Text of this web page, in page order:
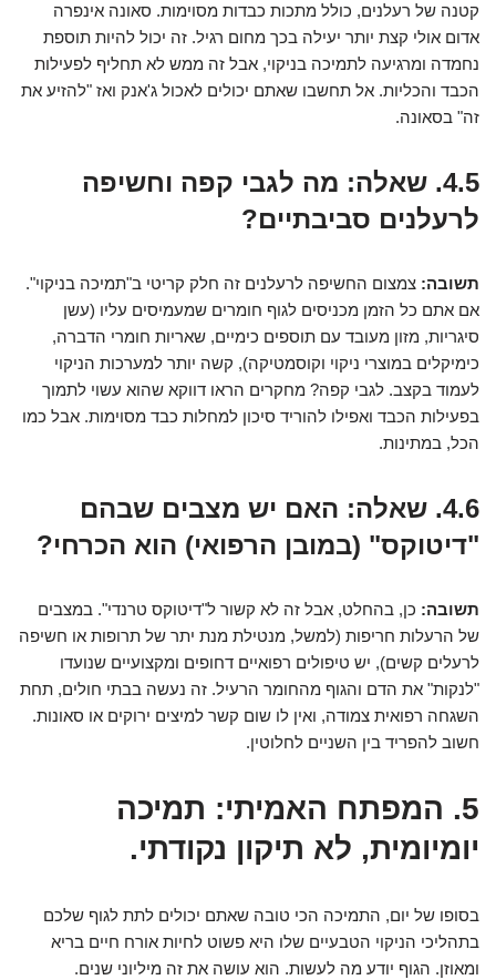
קטנה של רעלנים, כולל מתכות כבדות מסוימות. סאונה אינפרה
אדום אולי קצת יותר יעילה בכך מחום רגיל. זה יכול להיות תוספת
נחמדה ומרגיעה לתמיכה בניקוי, אבל זה ממש לא תחליף לפעילות
הכבד והכליות. אל תחשבו שאתם יכולים לאכול ג'אנק ואז "להזיע את
זה" בסאונה.
4.5. שאלה: מה לגבי קפה וחשיפה
לרעלנים סביבתיים?
תשובה: צמצום החשיפה לרעלנים זה חלק קריטי ב"תמיכה בניקוי".
אם אתם כל הזמן מכניסים לגוף חומרים שמעמיסים עליו (עשן
סיגריות, מזון מעובד עם תוספים כימיים, שאריות חומרי הדברה,
כימיקלים במוצרי ניקוי וקוסמטיקה), קשה יותר למערכות הניקוי
לעמוד בקצב. לגבי קפה? מחקרים הראו דווקא שהוא עשוי לתמוך
בפעילות הכבד ואפילו להוריד סיכון למחלות כבד מסוימות. אבל כמו
הכל, במתינות.
4.6. שאלה: האם יש מצבים שבהם
"דיטוקס" (במובן הרפואי) הוא הכרחי?
תשובה: כן, בהחלט, אבל זה לא קשור ל"דיטוקס טרנדי". במצבים
של הרעלות חריפות (למשל, מנטילת מנת יתר של תרופות או חשיפה
לרעלים קשים), יש טיפולים רפואיים דחופים ומקצועיים שנועדו
"לנקות" את הדם והגוף מהחומר הרעיל. זה נעשה בבתי חולים, תחת
השגחה רפואית צמודה, ואין לו שום קשר למיצים ירוקים או סאונות.
חשוב להפריד בין השניים לחלוטין.
5. המפתח האמיתי: תמיכה
יומיומית, לא תיקון נקודתי.
בסופו של יום, התמיכה הכי טובה שאתם יכולים לתת לגוף שלכם
בתהליכי הניקוי הטבעיים שלו היא פשוט לחיות אורח חיים בריא
ומאוזן. הגוף יודע מה לעשות. הוא עושה את זה מיליוני שנים.